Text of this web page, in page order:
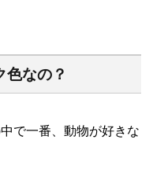
色なの？
で一番、動物が好きな